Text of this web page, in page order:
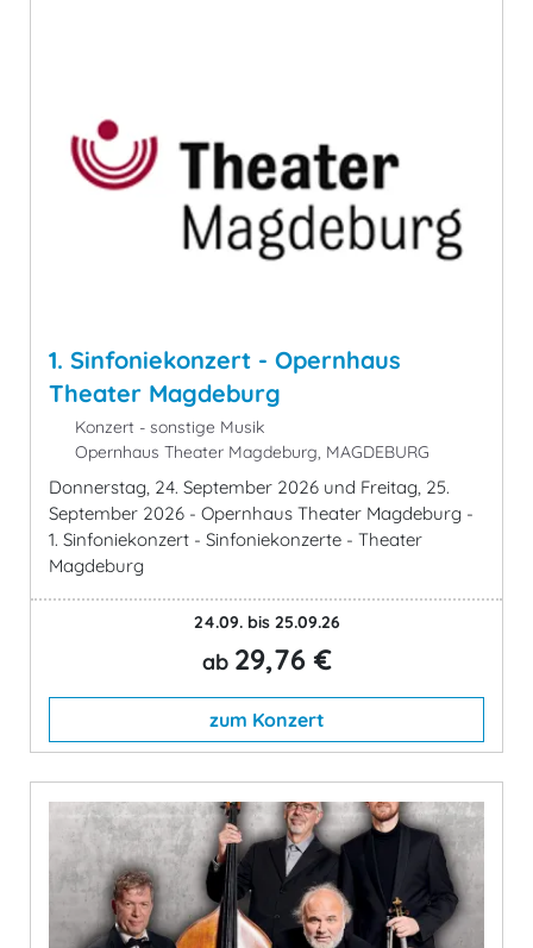
1. Sinfoniekonzert - Opernhaus
Theater Magdeburg
Konzert - sonstige Musik
Opernhaus Theater Magdeburg, MAGDEBURG
Donnerstag, 24. September 2026 und Freitag, 25.
September 2026 - Opernhaus Theater Magdeburg -
1. Sinfoniekonzert - Sinfoniekonzerte - Theater
Magdeburg
24.09. bis 25.09.26
ab 29,76 €
zum Konzert